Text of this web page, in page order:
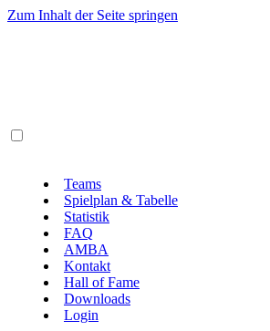
Zum Inhalt der Seite springen
Teams
Spielplan & Tabelle
Statistik
FAQ
AMBA
Kontakt
Hall of Fame
Downloads
Login